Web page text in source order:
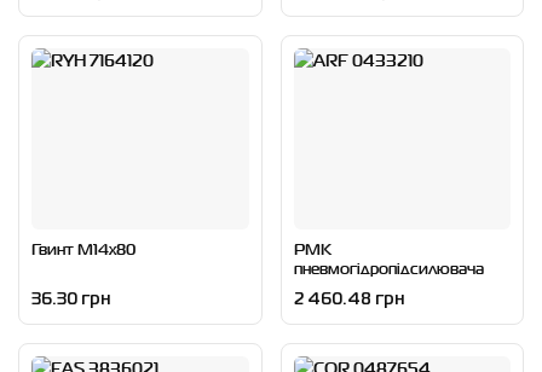
Гвинт M14x80
36.30 грн
РМК
пневмогідропідсилювача
зчеплення
2 460.48 грн